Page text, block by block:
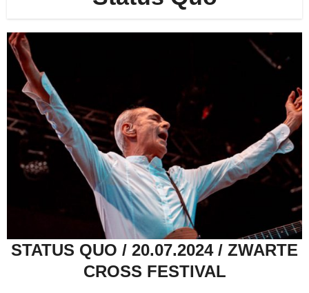
STATUS QUO / 20.07.2024 / ZWARTE
CROSS FESTIVAL